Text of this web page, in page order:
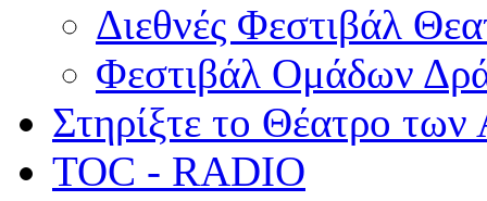
Διεθνές Φεστιβάλ
Φεστιβάλ Ομάδων
Στηρίξτε το Θέατρο
TOC - RADIO